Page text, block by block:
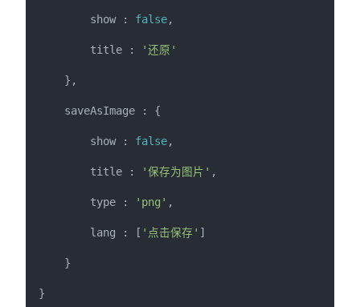
        show :
false,
        title :
'还原'
    },
    saveAsImage : {
        show :
false,
        title :
'保存为图片' ,
        type :
'png' ,
        lang : [
'点击保存' ]
    }
}